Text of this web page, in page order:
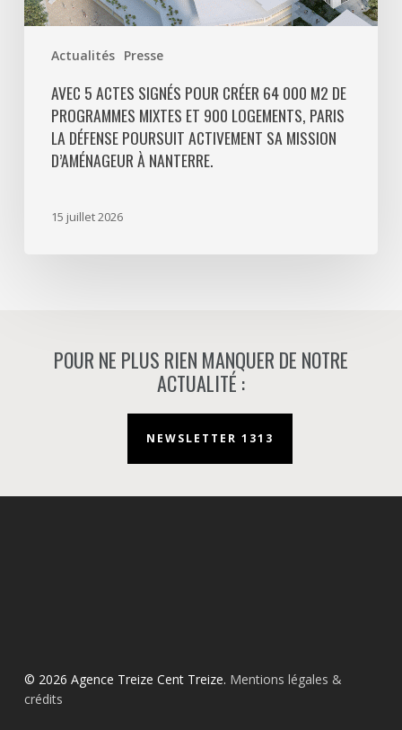
Actualités Presse
logements,
Défense
poursuit
activement
AVEC 5 ACTES SIGNÉS POUR CRÉER 64 000 M2 DE
PROGRAMMES MIXTES ET 900 LOGEMENTS, PARIS
LA DÉFENSE POURSUIT ACTIVEMENT SA MISSION
D’AMÉNAGEUR À NANTERRE.
15 juillet 2026
POUR NE PLUS RIEN MANQUER DE NOTRE
ACTUALITÉ :
NEWSLETTER 1313
© 2026 Agence Treize Cent Treize. Mentions légales &
crédits